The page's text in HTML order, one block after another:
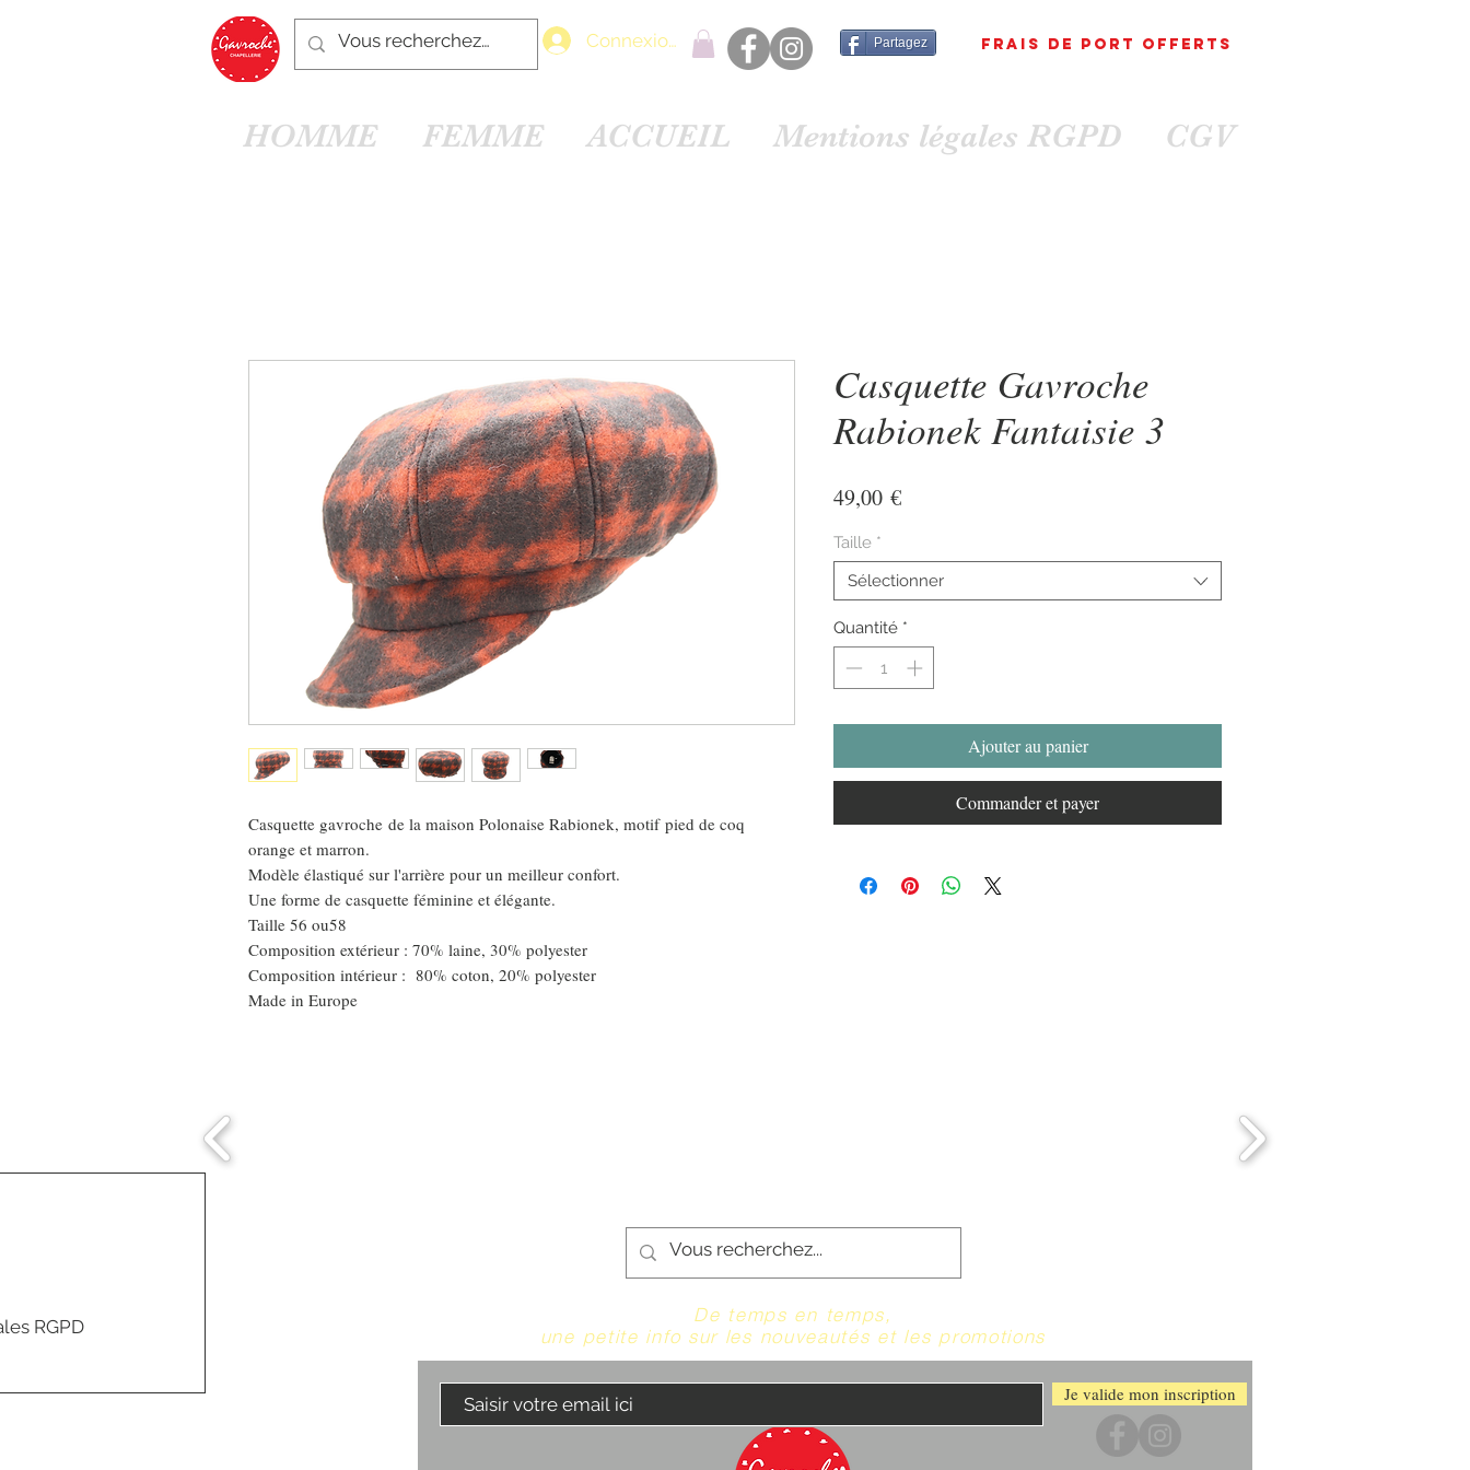
Connexion Partagez FRAIS DE PORT OFFErts
HOMME FEMME ACCUEIL Mentions légales RGPD CGV
Casquette gavroche de la maison Polonaise Rabionek, motif pied de coq
orange et marron.
Modèle élastiqué sur l'arrière pour un meilleur confort.
Une forme de casquette féminine et élégante.
Taille 56 ou58
Composition extérieur : 70% laine, 30% polyester
Composition intérieur : 80% coton, 20% polyester
Made in Europe
Casquette Gavroche
Rabionek Fantaisie 3
49,00 €Prix
Taille *
Sélectionner
Quantité *
Ajouter au panier
Commander et payer
RGPD De temps en temps,
une petite info sur les nouveautés et les promotions
Je valide mon inscription